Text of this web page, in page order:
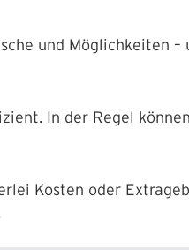
und Möglichkeiten –
In der Regel
Kosten oder